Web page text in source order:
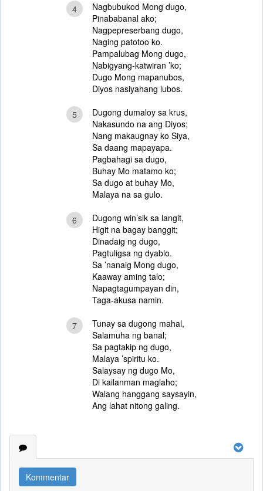
4
Nagbubukod Mong dugo,
Pinababanal ako;
Nagpepreserbang dugo,
Naging patotoo ko.
Pampalubag Mong dugo,
Nabigyang-katwiran ’ko;
Dugo Mong mapanubos,
Diyos nasiyahang lubos.
5
Dugong dumaloy sa krus,
Nakasundo na ang Diyos;
Nang makaugnay ko Siya,
Sa daang mapayapa.
Pagbahagi sa dugo,
Buhay Mo matamo ko;
Sa dugo at buhay Mo,
Malaya na sa gulo.
6
Dugong win’sik sa langit,
Higit na bagay banggit;
Dinadaig ng dugo,
Pagtuligsa ng dyablo.
Sa ’nanaig Mong dugo,
Kaaway aming talo;
Napagtagumpayan din,
Taga-akusa namin.
7
Tunay sa dugong mahal,
Salamuha ng banal;
Sa pagtakip ng dugo,
Malaya ’spiritu ko.
Salaysay ng dugo Mo,
Di kailanman maglaho;
Walang hanggang saysayin,
Ang lahat nitong galing.
Kommentar